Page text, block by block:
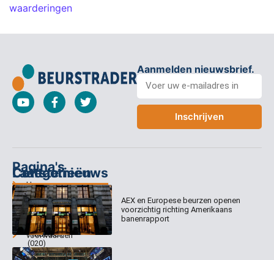
waarderingen
Aanmelden nieuwsbrief.
Inschrijven
Pagina's
Home
Abonnementen
Dagcommentaar
Tradealert
Organisatie
Categorieën
Columns
Dagcommentaar
Algemene
voorwaarden
Disclaimer
Contact
Keizersgracht
520
1017 EK
Amsterdam
(020)
231
Laatste nieuws
AEX en Europese beurzen openen
voorzichtig richting Amerikaans
banenrapport